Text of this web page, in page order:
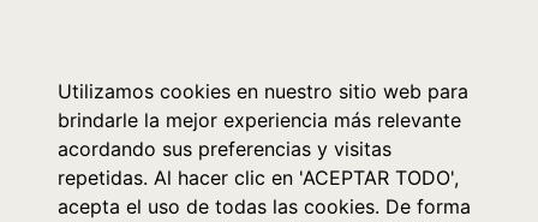
Utilizamos cookies en nuestro sitio web para
brindarle la mejor experiencia más relevante
acordando sus preferencias y visitas
repetidas. Al hacer clic en 'ACEPTAR TODO',
acepta el uso de todas las cookies. De forma